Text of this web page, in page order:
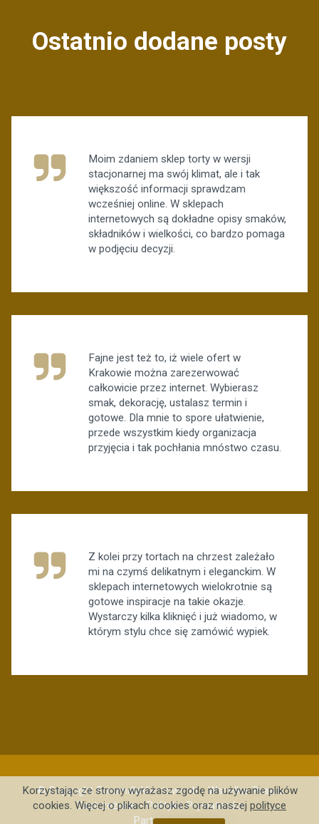
Ostatnio dodane posty
Moim zdaniem sklep torty w wersji
stacjonarnej ma swój klimat, ale i tak
większość informacji sprawdzam
wcześniej online. W sklepach
internetowych są dokładne opisy smaków,
składników i wielkości, co bardzo pomaga
w podjęciu decyzji.
Fajne jest też to, iż wiele ofert w
Krakowie można zarezerwować
całkowicie przez internet. Wybierasz
smak, dekorację, ustalasz termin i
gotowe. Dla mnie to spore ułatwienie,
przede wszystkim kiedy organizacja
przyjęcia i tak pochłania mnóstwo czasu.
Z kolei przy tortach na chrzest zależało
mi na czymś delikatnym i eleganckim. W
sklepach internetowych wielokrotnie są
gotowe inspiracje na takie okazje.
Wystarczy kilka kliknięć i już wiadomo, w
którym stylu chce się zamówić wypiek.
© Copyright Forumdlaklientow.ovh - Wszelkie Prawa
Zastrzeżone -Polityka Prywatności
Partnerzy: .
Korzystając ze strony wyrażasz zgodę na używanie plików
cookies. Więcej o plikach cookies oraz naszej polityce